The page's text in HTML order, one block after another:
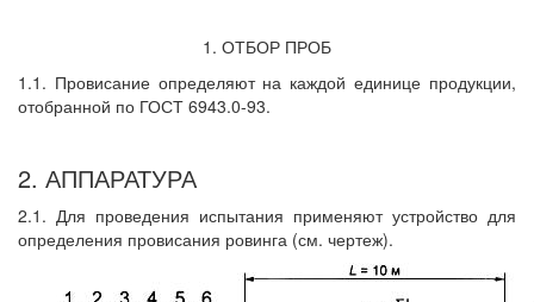
1. ОТБОР ПРОБ
1.1. Провисание определяют на каждой единице продукции,
отобранной по ГОСТ 6943.0-93.
2. АППАРАТУРА
2.1. Для проведения испытания применяют устройство для
определения провисания ровинга (см. чертеж).